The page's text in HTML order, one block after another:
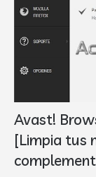
Avast!
[Limpia tus